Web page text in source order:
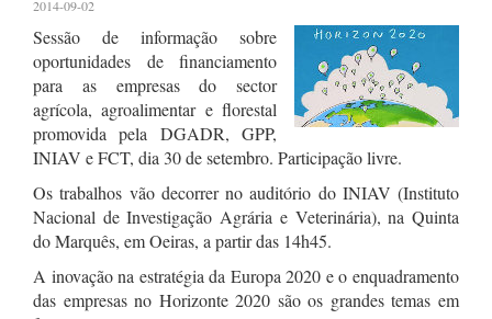
2014-09-02
Sessão de informação sobre
oportunidades de financiamento
para as empresas do sector
agrícola, agroalimentar e florestal
promovida pela DGADR, GPP,
INIAV e FCT, dia 30 de setembro. Participação livre.
Os trabalhos vão decorrer no auditório do INIAV (Instituto
Nacional de Investigação Agrária e Veterinária), na Quinta
do Marquês, em Oeiras, a partir das 14h45.
A inovação na estratégia da Europa 2020 e o enquadramento
das empresas no Horizonte 2020 são os grandes temas em